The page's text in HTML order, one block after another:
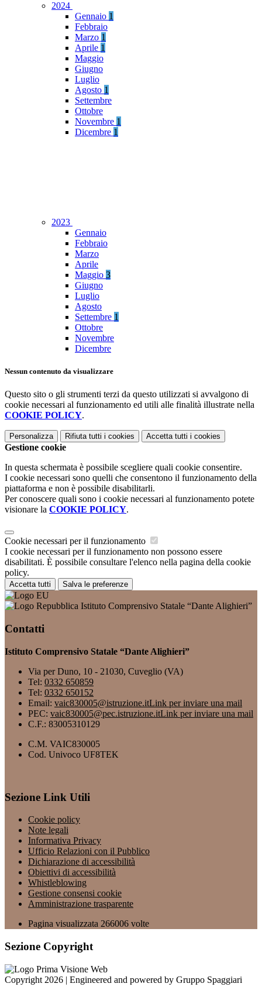
2024
Gennaio 1
Febbraio
Marzo 1
Aprile 1
Maggio
Giugno
Luglio
Agosto 1
Settembre
Ottobre
Novembre 1
Dicembre 1
2023
Gennaio
Febbraio
Marzo
Aprile
Maggio 3
Giugno
Luglio
Agosto
Settembre 1
Ottobre
Novembre
Dicembre
Nessun contenuto da visualizzare
Questo sito o gli strumenti terzi da questo utilizzati si avvalgono di
cookie necessari al funzionamento ed utili alle finalità illustrate nella
COOKIE POLICY.
Personalizza Rifiuta tutti i cookies Accetta tutti i cookies
Gestione cookie
In questa schermata è possibile scegliere quali cookie consentire.
I cookie necessari sono quelli che consentono il funzionamento della
piattaforma e non è possibile disabilitarli.
Per conoscere quali sono i cookie necessari al funzionamento potete
visionare la COOKIE POLICY.
Cookie necessari per il funzionamento
I cookie necessari per il funzionamento non possono essere
disabilitati. È possibile consultare l'elenco nella pagina della cookie
policy.
Accetta tutti Salva le preferenze
Istituto Comprensivo Statale “Dante Alighieri”
Contatti
Istituto Comprensivo Statale “Dante Alighieri”
Via per Duno, 10 - 21030, Cuveglio (VA)
Tel: 0332 650859
Tel: 0332 650152
Email: vaic830005@istruzione.itLink per inviare una mail
PEC: vaic830005@pec.istruzione.itLink per inviare una mail
C.F.: 83005310129
C.M. VAIC830005
Cod. Univoco UF8TEK
Sezione Link Utili
Cookie policy
Note legali
Informativa Privacy
Ufficio Relazioni con il Pubblico
Dichiarazione di accessibilità
Obiettivi di accessibilità
Whistleblowing
Gestione consensi cookie
Amministrazione trasparente
Pagina visualizzata 266006 volte
Sezione Copyright
Copyright 2026 | Engineered and powered by Gruppo Spaggiari